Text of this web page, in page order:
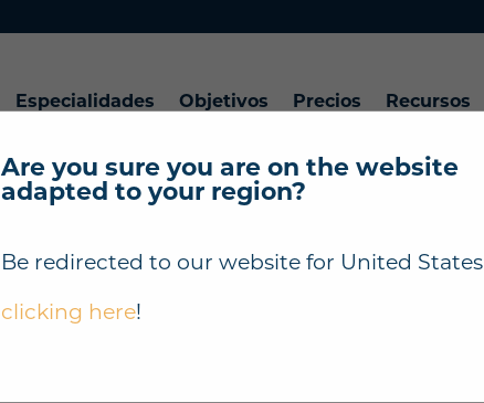
Are you sure you are on the website
adapted to your region?
Be redirected to our website for United States
clicking here!
Especialidades Objetivos Precios Recursos